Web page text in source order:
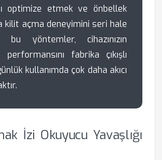
optimize etmek ve önbellek
kilit açma deneyimini seri hale
yöntemler, cihazınızın
fabrika çıkışlı
kullanımda çok daha akıcı
İzi Okuyucu Yavaşlığı